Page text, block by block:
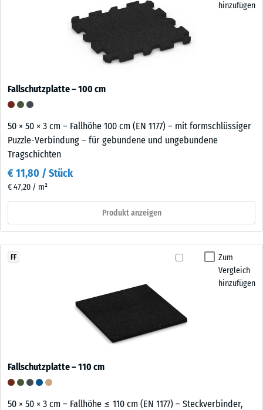
hinzufügen
Fallschutzplatte – 100 cm
50 × 50 × 3 cm – Fallhöhe 100 cm (EN 1177) – mit formschlüssiger
Puzzle-Verbindung – für gebundene und ungebundene
Tragschichten
€ 11,80 / Stück
€ 47,20 / m²
Produkt anzeigen
Zum
Vergleich
hinzufügen
FF
Fallschutzplatte – 110 cm
50 × 50 × 3 cm – Fallhöhe ≤ 110 cm (EN 1177) – Steckverbinder,